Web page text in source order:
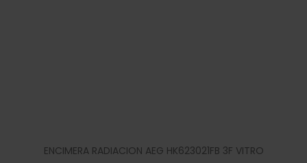
ENCIMERA RADIACION AEG HK623021FB 3F VITRO